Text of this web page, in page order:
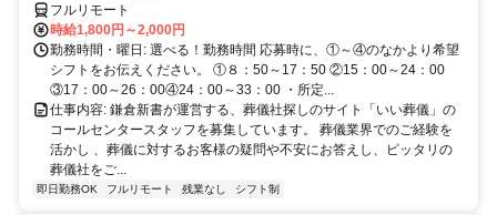
イフバランス！
フルリモート
時給1,800円～2,000円
勤務時間・曜日: 選べる！勤務時間 応募時に、①～④のなかより希望
シフトをお伝えください。 ①８：50～17：50 ②15：00～24：00
③17：00～26：00④24：00～33：00 ・所定...
仕事内容: 鎌倉新書が運営する、葬儀社探しのサイト「いい葬儀」の
コールセンタースタッフを募集しています。 葬儀業界でのご経験を
活かし 、葬儀に対するお客様の疑問や不安にお答えし、ピッタリの
葬儀社をご...
即日勤務OK フルリモート 残業なし シフト制